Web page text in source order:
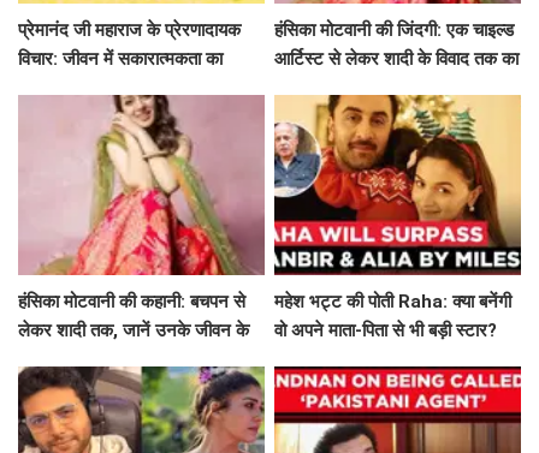
प्रेमानंद जी महाराज के प्रेरणादायक
विचार: जीवन में सकारात्मकता का
हंसिका मोटवानी की जिंदगी: एक चाइल्ड
आर्टिस्ट से लेकर शादी के विवाद तक का
हंसिका मोटवानी की कहानी: बचपन से
लेकर शादी तक, जानें उनके जीवन के
महेश भट्ट की पोती Raha: क्या बनेंगी
वो अपने माता-पिता से भी बड़ी स्टार?